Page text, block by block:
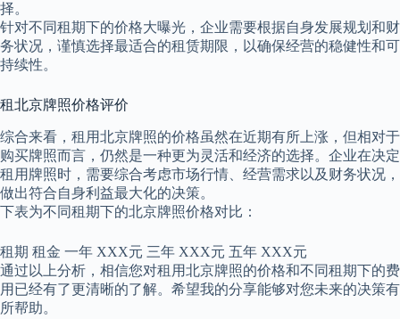
择。
针对不同租期下的价格大曝光，企业需要根据自身发展规划和财
务状况，谨慎选择最适合的租赁期限，以确保经营的稳健性和可
持续性。
租北京牌照价格评价
综合来看，租用北京牌照的价格虽然在近期有所上涨，但相对于
购买牌照而言，仍然是一种更为灵活和经济的选择。企业在决定
租用牌照时，需要综合考虑市场行情、经营需求以及财务状况，
做出符合自身利益最大化的决策。
下表为不同租期下的北京牌照价格对比：
租期 租金 一年 XXX元 三年 XXX元 五年 XXX元
通过以上分析，相信您对租用北京牌照的价格和不同租期下的费
用已经有了更清晰的了解。希望我的分享能够对您未来的决策有
所帮助。